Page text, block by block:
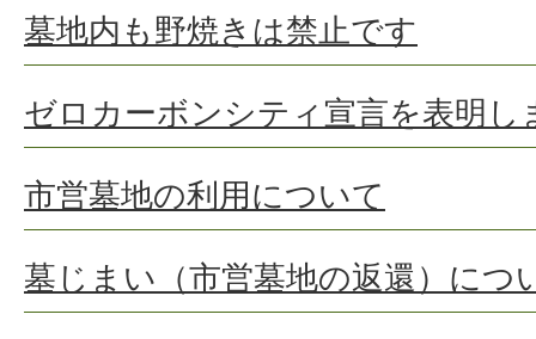
墓地内も野焼きは禁止です
ゼロカーボンシティ宣言を表明し
市営墓地の利用について
墓じまい（市営墓地の返還）につ